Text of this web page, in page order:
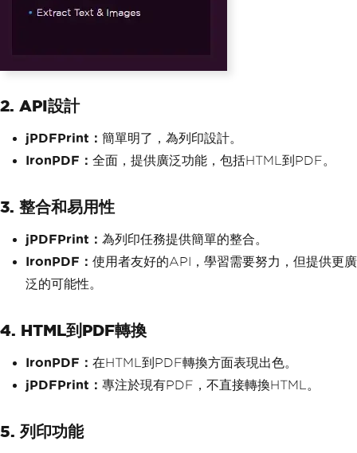
2. API設計
jPDFPrint： 簡單明了，為列印設計。
IronPDF： 全面，提供廣泛功能，包括HTML到PDF。
3. 整合和易用性
jPDFPrint： 為列印任務提供簡單的整合。
IronPDF： 使用者友好的API，學習需要努力，但提供更廣
泛的可能性。
4. HTML到PDF轉換
IronPDF： 在HTML到PDF轉換方面表現出色。
jPDFPrint： 專注於現有PDF，不直接轉換HTML。
5. 列印功能